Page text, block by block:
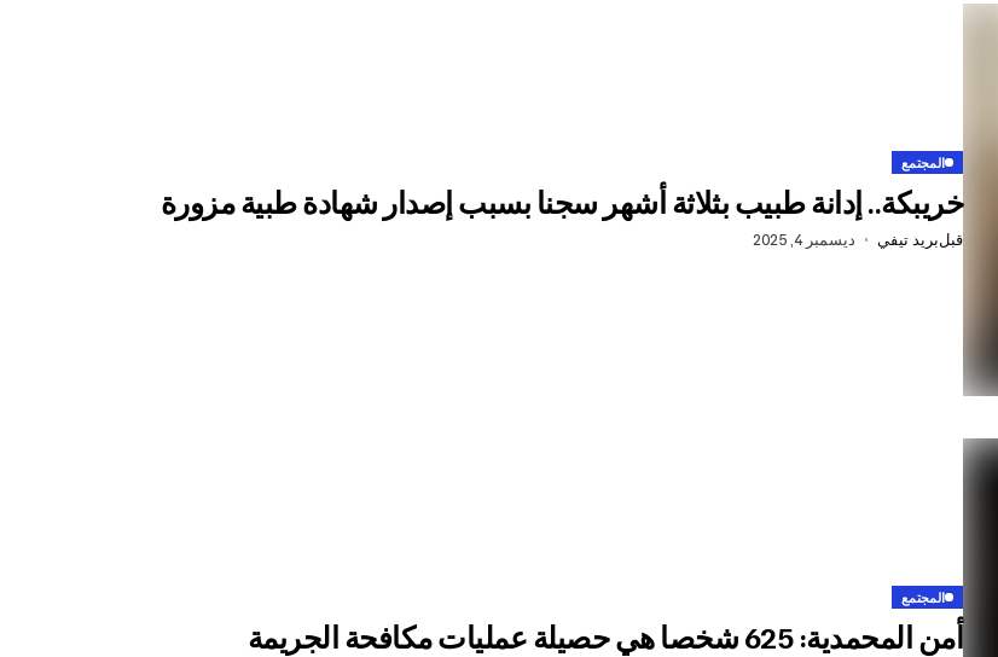
المجتمع
خريبكة.. إدانة طبيب بثلاثة أشهر سجنا بسبب إصدار شهادة طبية مزورة
قبلبريد تيفي ديسمبر 4, 2025
المجتمع
أمن المحمدية: 625 شخصا هي حصيلة عمليات مكافحة الجريمة